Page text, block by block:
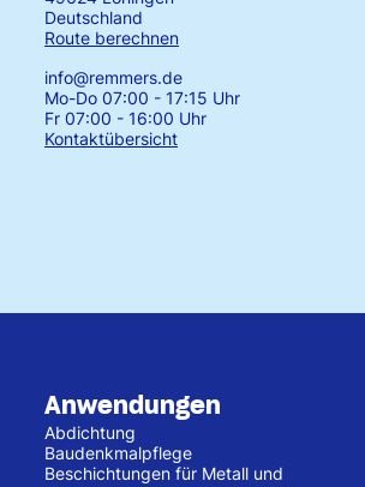
Deutschland
Route berechnen
info@remmers.de
Mo-Do 07:00 - 17:15 Uhr
Fr 07:00 - 16:00 Uhr
Kontaktübersicht
Anwendungen
Abdichtung
Baudenkmalpflege
Beschichtungen für Metall und